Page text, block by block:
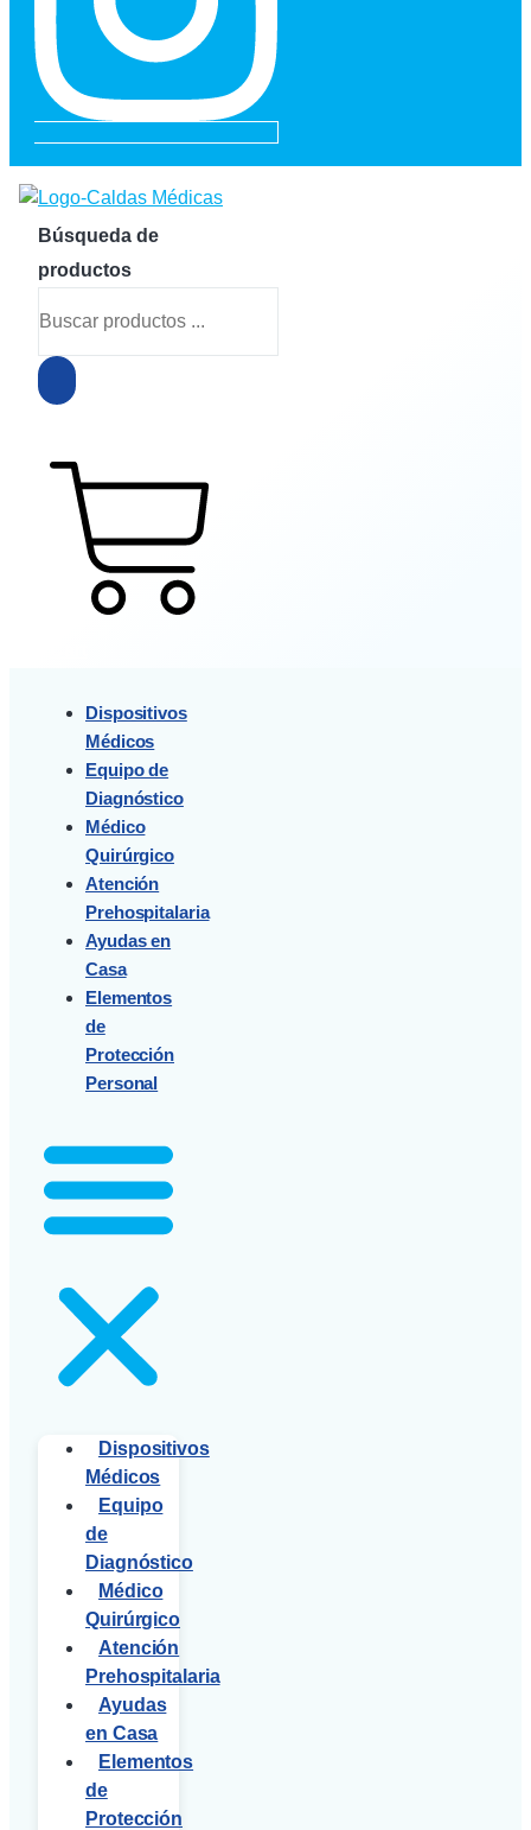
Búsqueda de
productos
Dispositivos
Médicos
Equipo de
Diagnóstico
Médico
Quirúrgico
Atención
Prehospitalaria
Ayudas en
Casa
Elementos
de
Protección
Personal
Dispositivos
Médicos
Equipo
de
Diagnóstico
Médico
Quirúrgico
Atención
Prehospitalaria
Ayudas
en Casa
Elementos
de
Protección